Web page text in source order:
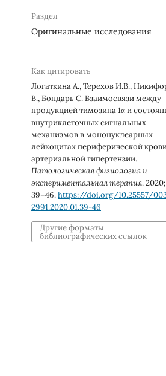
Раздел
Оригинальные исследования
Как цитировать
Логаткина А., Терехов И.В.,
В., Бондарь С. Взаимосвязи между
продукцией тимозина 1α и
внутриклеточных сигнальных
механизмов в мононуклеарных
лейкоцитах периферической
артериальной гипертензии.
Патологическая физиология и
экспериментальная терапия.
39–46.https://doi.org/10.25557/
2991.2020.01.39-46
Другие форматы
библиографических ссылок